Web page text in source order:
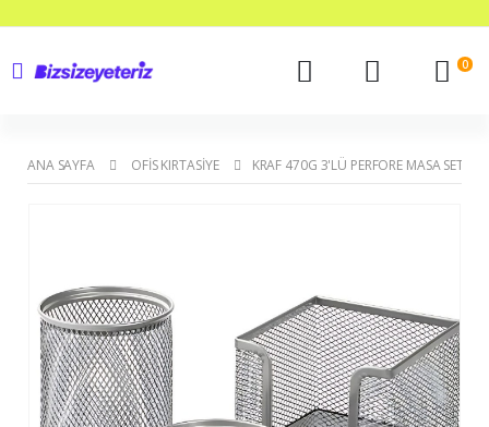
0
ANA SAYFA OFIS KIRTASIYE KRAF 470G 3'LÜ PERFORE MASA SETI-